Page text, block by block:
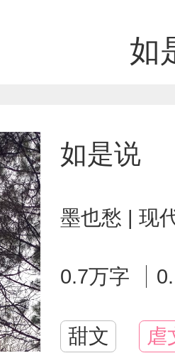
如
如是说
墨也愁 | 现
0.7万字
甜文 虐